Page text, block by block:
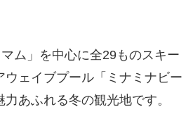
ム」を中心に全29ものスキー
ェイブプール「ミナミナビー
あふれる冬の観光地です。